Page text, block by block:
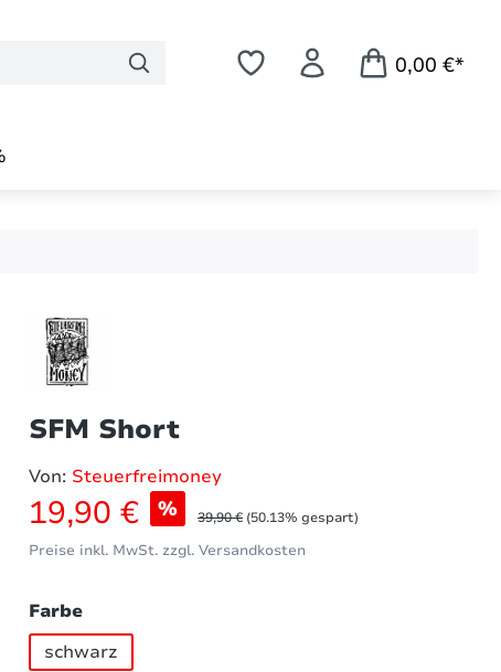
0,00 €*
SFM Short
Von: Steuerfreimoney
Verkaufspreis:
19,90 € % Regulärer Preis:
39,90 € (50.13% gespart)
Preise inkl. MwSt. zzgl. Versandkosten
Farbeauswählen
schwarz